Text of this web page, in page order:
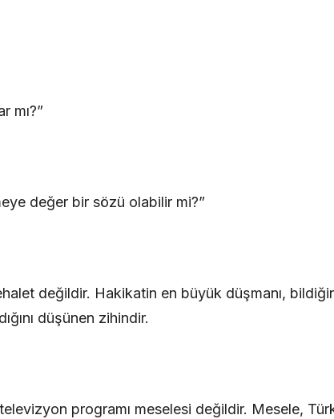
mı?”
değer bir sözü olabilir mi?”
değildir. Hakikatin en büyük düşmanı,
düşünen zihindir.
programı meselesi değildir. Mesele,